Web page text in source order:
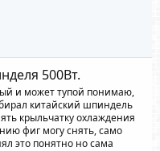
500Вт.
и может тупой понимаю,
китайский шпиндель
крыльчатку охлаждения
фиг могу снять, само
это понятно но сама